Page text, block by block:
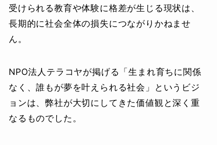
受けられる教育や体験に格差が生じる現状は、
長期的に社会全体の損失につながりかねませ
ん。
NPO法人テラコヤが掲げる「生まれ育ちに関係
なく、誰もが夢を叶えられる社会」というビジ
ョンは、弊社が大切にしてきた価値観と深く重
なるものでした。